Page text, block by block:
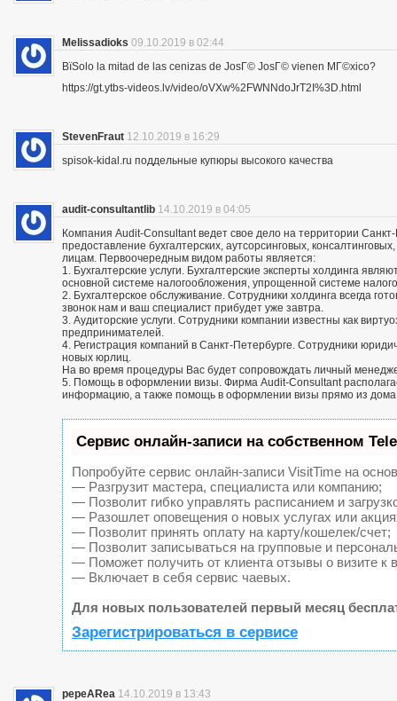
Melissadioks 09.10.2019 в 02:44
ВїSolo la mitad de las cenizas de JosГ© JosГ© vienen MГ©xico?
https://gt.ytbs-videos.lv/video/oVXw%2FWNNdoJrT2I%3D.html
StevenFraut 12.10.2019 в 16:29
spisok-kidal.ru поддельные купюры высокого качества
audit-consultantlib 14.10.2019 в 04:05
Компания Audit-Consultant ведет свое дело на территории
предоставление бухгалтерских, аутсорсинговых,
лицам. Первоочередным видом работы является:
1. Бухгалтерские услуги. Бухгалтерские эксперты холдинга
основной системе налогообложения, упрощенной системе
2. Бухгалтерское обслуживание. Сотрудники холдинга всегда
звонок нам и ваш специалист прибудет уже завтра.
3. Аудиторские услуги. Сотрудники компании известны как
предпринимателей.
4. Регистрация компаний в Санкт-Петербурге. Сотрудники
новых юрлиц.
На во время процедуры Вас будет сопровождать личный
5. Помощь в оформлении визы. Фирма Audit-Consultant
информацию, а также помощь в оформлении визы прямо из
Сервис онлайн-записи на собственном
Попробуйте сервис онлайн-записи VisitTime на
— Разгрузит мастера, специалиста или компанию;
— Позволит гибко управлять расписанием и
— Разошлет оповещения о новых услугах или
— Позволит принять оплату на карту/кошелек/счет;
— Позволит записываться на групповые и
— Поможет получить от клиента отзывы о визите к
— Включает в себя сервис чаевых.
Для новых пользователей первый месяц
Зарегистрироваться в сервисе
pepeARea 14.10.2019 в 13:43